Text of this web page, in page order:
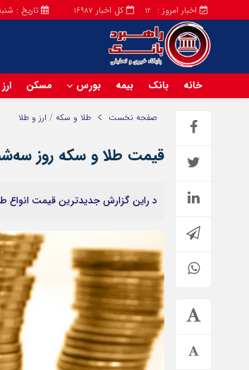
کل اخبار 16987 اخبار امروز : 12 تاریخ : شنبه - ۱۷ -
خانه بانک بیمه بورس مسکن
صفحه نخست طلا و سکه / ارز و طلا
قیمت طلا و سکه روز سه‌شنبه نهم
د راین گزارش جدیدترین قیمت انواع طلا، سکه و